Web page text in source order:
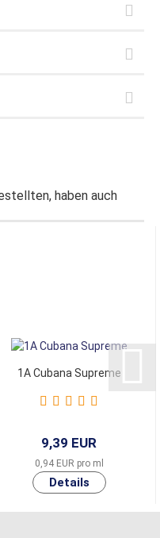
haben auch
1A Cubana Supreme
9,39 EUR
0,94 EUR pro ml